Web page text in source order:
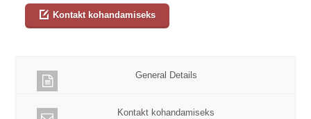
Kontakt kohandamiseks
General Details
Kontakt kohandamiseks